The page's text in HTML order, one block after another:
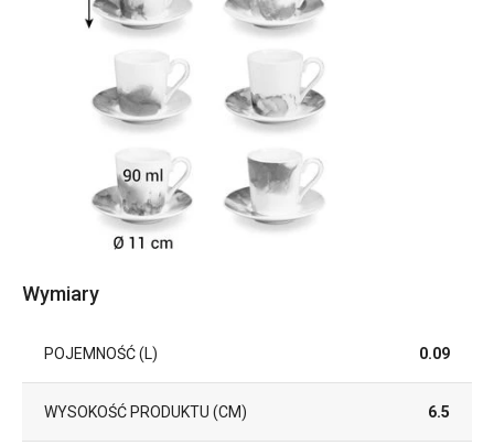
Wymiary
POJEMNOŚĆ (L) 0.09
WYSOKOŚĆ PRODUKTU (CM) 6.5